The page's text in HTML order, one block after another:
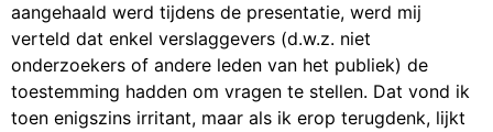
aangehaald werd tijdens de presentatie, werd mij
verteld dat enkel verslaggevers (d.w.z. niet
onderzoekers of andere leden van het publiek) de
toestemming hadden om vragen te stellen. Dat vond ik
toen enigszins irritant, maar als ik erop terugdenk, lijkt